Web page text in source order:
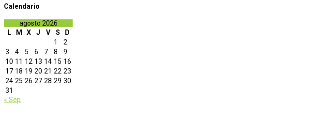
Calendario
agosto 2026
L
M X J V S
D
1
2
3
4 5 6 7 8
9
10 11 12 13 14 15 16
17 18 19 20 21 22 23
24 25 26 27 28 29 30
31
« Sep